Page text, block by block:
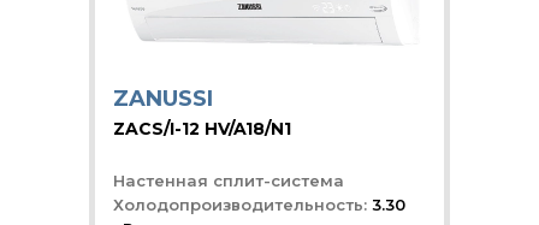
ZANUSSI
ZACS/I-12 HV/A18/N1
Настенная сплит-система
Холодопроизводительность: 3.30